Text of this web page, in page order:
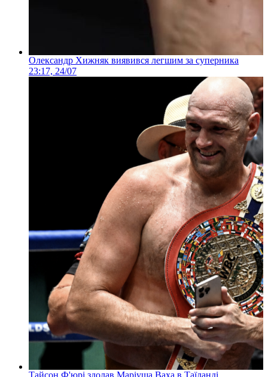
Олександр Хижняк виявився легшим за суперника
23:17, 24/07
Тайсон Ф'юрі здолав Маріуша Ваха в Таїланді